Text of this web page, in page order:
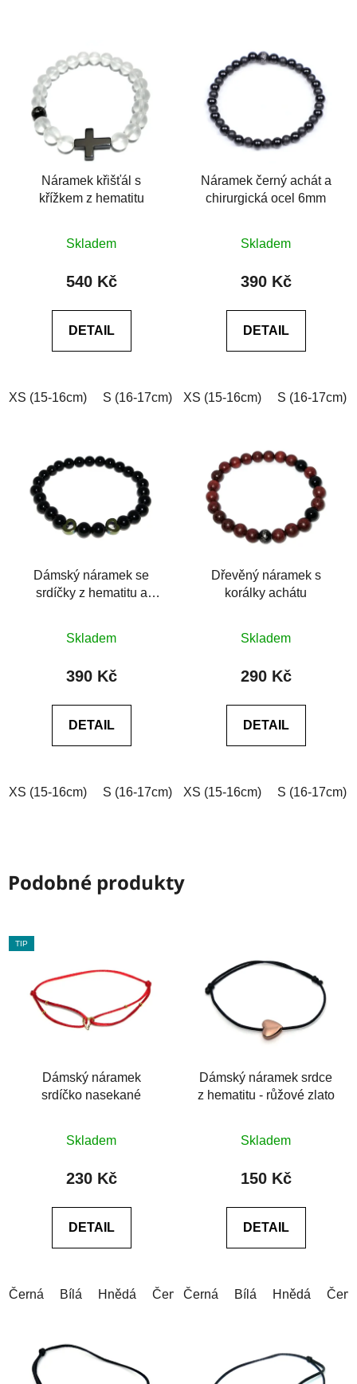
Náramek křišťál s
křížkem z hematitu
hodnocení
produktu
z
Skladem
540 Kč
DETAIL
XS (15-16cm) S (16-17cm) M (17-18cm) L (18-19cm)
Náramek černý achát a
chirurgická ocel 6mm
hodnocení
produktu
z
Skladem
390 Kč
DETAIL
XS (15-16cm) S (16-17cm)
Dámský náramek se
srdíčky z hematitu a
hodnocení
produktu
z
Skladem
390 Kč
DETAIL
XS (15-16cm) S (16-17cm) M (17-18cm) L (18-19cm)
Dřevěný náramek s
korálky achátu
hodnocení
produktu
z
Skladem
290 Kč
DETAIL
XS (15-16cm) S (16-17cm)
Podobné produkty
TIP
Dámský náramek
srdíčko nasekané
Skladem
230 Kč
DETAIL
Černá Bílá Hnědá Červená Modrá Modrá (tmavá)
Dámský náramek srdce
z hematitu - růžové zlato
hodnocení
produktu
z
Skladem
150 Kč
DETAIL
Černá Bílá Hnědá